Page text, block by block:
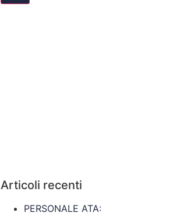
Articoli recenti
PERSONALE ATA: